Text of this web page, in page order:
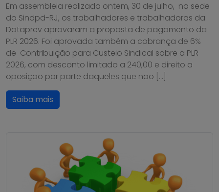
Em assembleia realizada ontem, 30 de julho, na sede
do Sindpd-RJ, os trabalhadores e trabalhadoras da
Dataprev aprovaram a proposta de pagamento da
PLR 2026. Foi aprovada também a cobrança de 6%
de Contribuição para Custeio Sindical sobre a PLR
2026, com desconto limitado a 240,00 e direito a
oposição por parte daqueles que não […]
Saiba mais